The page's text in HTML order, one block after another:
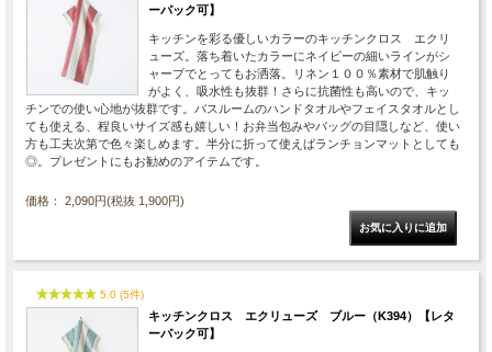
ーパック可】
キッチンを彩る優しいカラーのキッチンクロス エクリ
ューズ。落ち着いたカラーにネイビーの細いラインがシ
ャープでとってもお洒落。リネン１００％素材で肌触り
がよく、吸水性も抜群！さらに抗菌性も高いので、キッ
チンでの使い心地が抜群です。バスルームのハンドタオルやフェイスタオルとし
ても使える、程良いサイズ感も嬉しい！お弁当包みやバッグの目隠しなど、使い
方も工夫次第で色々楽しめます。半分に折って使えばランチョンマットとしても
◎。プレゼントにもお勧めのアイテムです。
価格： 2,090円(税抜 1,900円)
5.0 (5件)
キッチンクロス エクリューズ ブルー（K394）【レタ
ーパック可】